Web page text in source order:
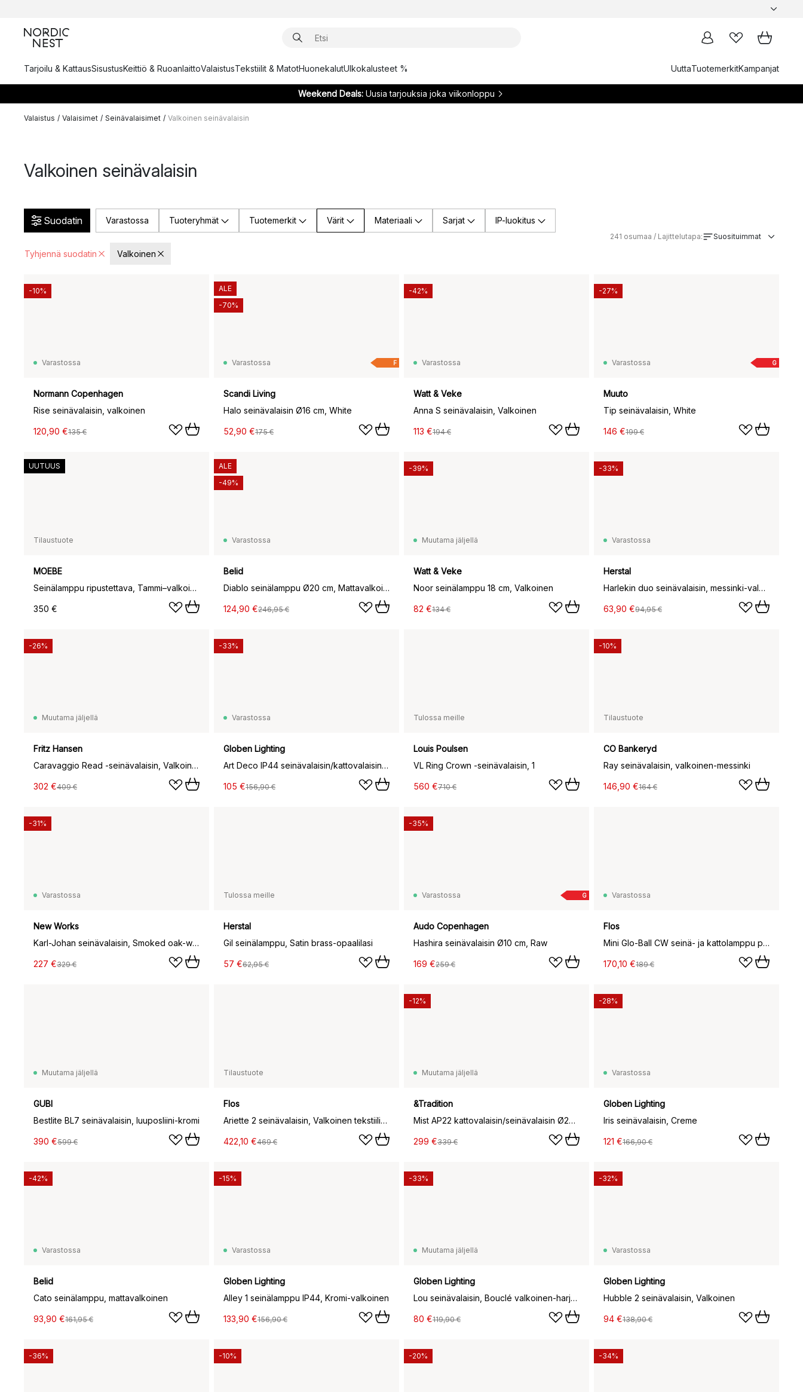
Tarjoilu & KattausSisustusKeittiö & RuoanlaittoValaistusTekstiilit & MatotHuonekalutUlkokalusteet % UuttaTuotemerkitKampanjat
Weekend Deals:Uusia tarjouksia joka viikonloppu
Valaistus / Valaisimet / Seinävalaisimet / Valkoinen seinävalaisin
Valkoinen seinävalaisin
Suodatin Varastossa Tuoteryhmät Tuotemerkit Värit Materiaali Sarjat IP-luokitus
Tyhjennä suodatin Valkoinen
241 osumaa / Lajittelutapa: Suosituimmat
Varastossa
Normann Copenhagen
Rise seinävalaisin, valkoinen
120,90 €135 €
-10%
F
Varastossa
Scandi Living
Halo seinävalaisin Ø16 cm, White
52,90 €175 €
ALE
-70%
Varastossa
Watt & Veke
Anna S seinävalaisin, Valkoinen
113 €194 €
-42%
G
Varastossa
Muuto
Tip seinävalaisin, White
146 €199 €
-27%
Tilaustuote
MOEBE
Seinälamppu ripustettava, Tammi–valkoinen
350 €
UUTUUS
Varastossa
Belid
Diablo seinälamppu Ø20 cm, Mattavalkoinen kromi
124,90 €246,95 €
ALE
-49%
Muutama jäljellä
Watt & Veke
Noor seinälamppu 18 cm, Valkoinen
82 €134 €
-39%
Varastossa
Herstal
Harlekin duo seinävalaisin, messinki-valkoinen
63,90 €94,95 €
-33%
Muutama jäljellä
Fritz Hansen
Caravaggio Read -seinävalaisin, Valkoinen
302 €409 €
-26%
Varastossa
Globen Lighting
Art Deco IP44 seinävalaisin/kattovalaisin, Kromi-Valkoinen
105 €156,90 €
-33%
Tulossa meille
Louis Poulsen
VL Ring Crown -seinävalaisin, 1
560 €710 €
Tilaustuote
CO Bankeryd
Ray seinävalaisin, valkoinen-messinki
146,90 €164 €
-10%
Varastossa
New Works
Karl-Johan seinävalaisin, Smoked oak-white opal glass
227 €329 €
-31%
Tulossa meille
Herstal
Gil seinälamppu, Satin brass-opaalilasi
57 €62,95 €
G
Varastossa
Audo Copenhagen
Hashira seinävalaisin Ø10 cm, Raw
169 €259 €
-35%
Varastossa
Flos
Mini Glo-Ball CW seinä- ja kattolamppu peiliasennus, Valkoinen
170,10 €189 €
Muutama jäljellä
GUBI
Bestlite BL7 seinävalaisin, luuposliini-kromi
390 €599 €
Tilaustuote
Flos
Ariette 2 seinävalaisin, Valkoinen tekstiili/teräsrunko
422,10 €469 €
Muutama jäljellä
&Tradition
Mist AP22 kattovalaisin/seinävalaisin Ø25 cm, White-opal glass
299 €339 €
-12%
Varastossa
Globen Lighting
Iris seinävalaisin, Creme
121 €166,90 €
-28%
Varastossa
Belid
Cato seinälamppu, mattavalkoinen
93,90 €161,95 €
-42%
Varastossa
Globen Lighting
Alley 1 seinälamppu IP44, Kromi-valkoinen
133,90 €156,90 €
-15%
Muutama jäljellä
Globen Lighting
Lou seinävalaisin, Bouclé valkoinen-harjattu messinki
80 €119,90 €
-33%
Varastossa
Globen Lighting
Hubble 2 seinävalaisin, Valkoinen
94 €138,90 €
-32%
-36% -10% -20% -34%